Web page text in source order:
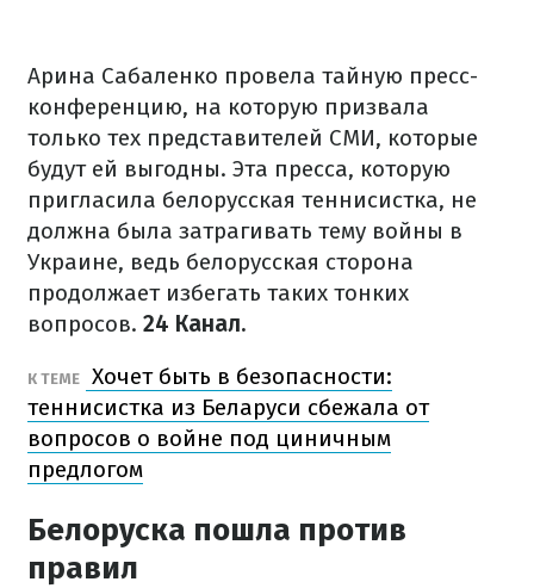
Арина Сабаленко провела тайную пресс-
конференцию, на которую призвала
только тех представителей СМИ, которые
будут ей выгодны. Эта пресса, которую
пригласила белорусская теннисистка, не
должна была затрагивать тему войны в
Украине, ведь белорусская сторона
продолжает избегать таких тонких
вопросов. 24 Канал.
К ТЕМЕ
Хочет быть в безопасности:
теннисистка из Беларуси сбежала от
вопросов о войне под циничным
предлогом
Белоруска пошла против
правил